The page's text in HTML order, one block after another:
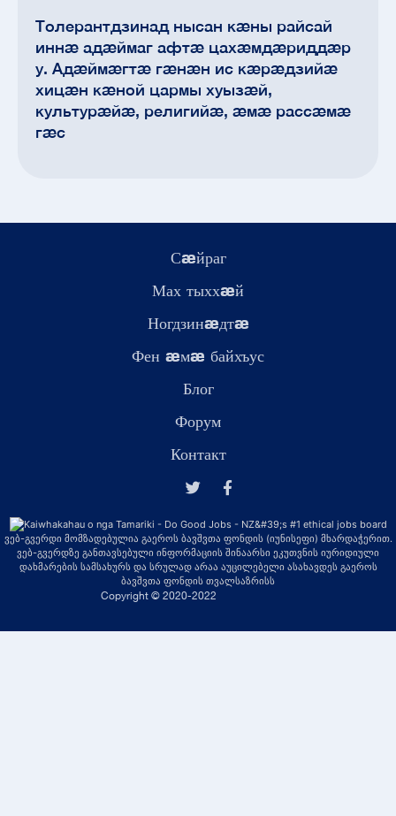
Толерантдзинад нысан кæны райсай
иннæ адæймаг афтæ цахæмдæриддæр
у. Адæймæгтæ гæнæн ис кæрæдзийæ
хицæн кæной цармы хуызæй,
культурæйæ, религийæ, æмæ рассæмæ
гæс
Сæйраг
Мах тыххæй
Ногдзинæдтæ
Фен æмæ байхъус
Блог
Форум
Контакт
ვებ-გვერდი მომზადებულია გაეროს ბავშვთა ფონდის (იუნისეფი) მხარდაჭერით.
ვებ-გვერდზე განთავსებული ინფორმაციის შინაარსი ეკუთვნის იურიდიული
დახმარების სამსახურს და სრულად არაა აუცილებელი ასახავდეს გაეროს
ბავშვთა ფონდის თვალსაზრისს
Copyright © 2020-2022